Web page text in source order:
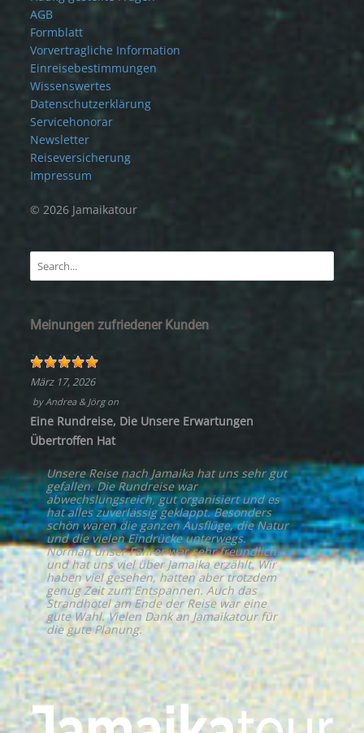
AGB
Formblatt
Vorvertragliche Information
Einreisebestimmungen
Wissenswertes
Datenschutzerklärung
Servicehonorar
Newsletter
Reiseversicherung
Impressum
© 2026 Jamaikatour
Meinungen zufriedener Kunden
März 17, 2026
by Andrea & Jörgon
Eine Rundreise, Die Unsere Erwartungen
Übertroffen Hat
Unsere Reise nach Jamaika hat uns sehr gut
gefallen. Die Rundreise war
abwechslungsreich, gut organisiert und es
hat alles zuverlässig geklappt. Besonders
schön waren die ganzen Ausflüge, die Natur
und die vielen Eindrücke unterwegs.
Norman unser Fahrer war sehr freundlich
und hat uns viel über Jamaika erzählt. Wir
haben viel gesehen, hatten aber trotzdem
genug Zeit zum Entspannen. Auch das
Strandhotel am Ende der Reise war eine
gute Wahl. Vielen Dank an Jamaikatour für
die gute Planung.